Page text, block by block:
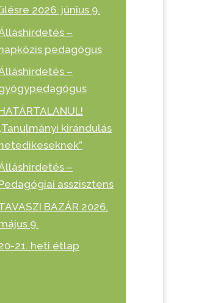
2026. június 9.
–
pedagógus
–
kirándulás
–
asszisztens
BAZÁR 2026.
9.
21. heti étlap